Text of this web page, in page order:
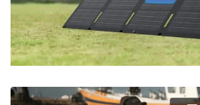
უფრო პატარა
TOPCon-ის მზის ტექნოლოგიის
პირველად მოხდა მინი პორტატული
ეფექტურობის ახალი სტანდარტი,